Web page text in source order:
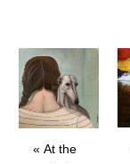
« At the